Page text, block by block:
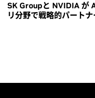
SK Groupと NVIDIA が
リ分野で戦略的パート